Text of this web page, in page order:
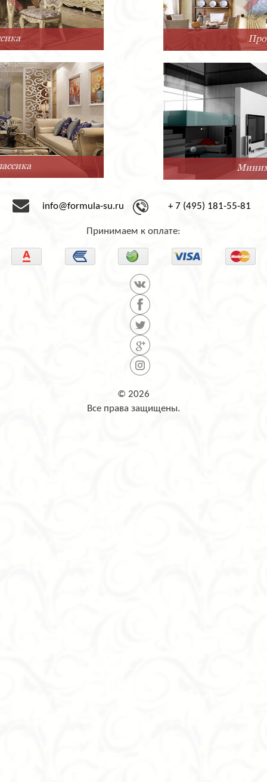
info@formula-su.ru + 7 (495) 181-55-81
Принимаем к оплате:
© 2026
Все права защищены.